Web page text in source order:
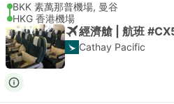
BKK 素萬那普機場, 曼谷
HKG 香港機場
經濟艙 | 航班
Cathay Pacific